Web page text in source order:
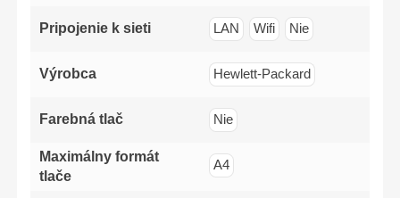
Pripojenie k sieti LAN Wifi Nie
Výrobca Hewlett-Packard
Farebná tlač Nie
Maximálny formát
tlače
A4